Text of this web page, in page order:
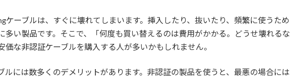
ケーブルは、すぐに壊れてしまいます。挿入したり、抜いたり、頻繁に使うため
多い製品です。そこで、「何度も買い替えるのは費用がかかる。どうせ壊れるな
価な非認証ケーブルを購入する人が多いかもしれません。
ルには数多くのデメリットがあります。非認証の製品を使うと、最悪の場合には